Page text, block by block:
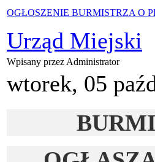
OGŁOSZENIE BURMISTRZA O
Urząd Miejski
Wpisany przez Administrator
wtorek, 05